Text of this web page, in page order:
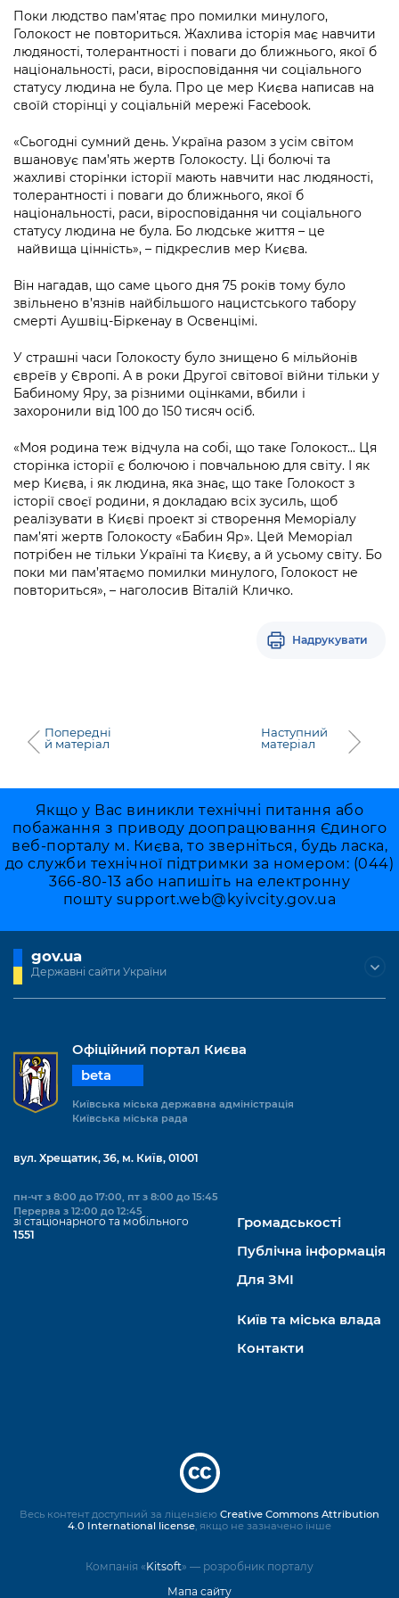
Рішення та розпорядження
Проєкти розпоряджень, що
перебувають на погодженні КМВА
Рішення Київради
Контактна інформація
Графік роботи та прийому громадян
Вакансії
Статистика
Звернення громадян
Регуляторна діяльність
Промисловість і наука Києва
Підприємства, установи, організації
Kyiv International Relations
Річні звіти
Гендерна політика
Безбар'єрність
Київська міська військова адміністрація
Освіта та навчальні заклади
Дороги, транспорт та парковки
Навколишнє середовище міста
Культура, спорт, дозвілля
Бізнес та ліцензування
Фінанси та бюджет
Ритуальні послуги
Іноземцям / For foreigners
Пам'ятки культурної спадщини
Безбар'єрність
Портал послуг
Міський застосунок Київ Цифровий
Важливе під час воєнного стану
Громадська експертиза
Громадський бюджет
Консультації з громадськістю
Петиції
Відкритий бюджет
Контактний центр
Допомога учасникам АТО
Рада з питань внутрішньо переміщених
адміністрації
«Ініціатива «Партнерство «Відкритий
Уряд» – місцевий рівень»
Важливе під час воєнного стану
Інформація з обмеженим доступом
Подати запит онлайн
Проекти нормативно-правових та
інших актів
Нормативна база
Питання і відповіді про публічну
інформацію
бездіяльності розпорядників інформації
Звіти про опрацювання запитів на
Інформація для споживачів
Про відкриті дані
Портал даних Києва
Публічні дашборди
Медіагалерея
Підписатися на новини та анонси від
КМДА / Subscribe to announcements
from the KCSA
Порядок акредитації медіа /
Accreditation process
Подати журналістський запит /
Submitting a media request
Зйомки в лікарнях в умовах воєнного
hospitals at work under martial law
Контакти для медіа / Contacts for mass
Портал Послуг
Поки людство пам’ятає про помилки минулого,
Голокост не повториться. Жахлива історія має навчити
людяності, толерантності і поваги до ближнього, якої б
національності, раси, віросповідання чи соціального
статусу людина не була. Про це мер Києва написав на
своїй сторінці у соціальній мережі Facebook.
«Сьогодні сумний день. Україна разом з усім світом
вшановує пам’ять жертв Голокосту. Ці болючі та
жахливі сторінки історії мають навчити нас людяності,
толерантності і поваги до ближнього, якої б
національності, раси, віросповідання чи соціального
статусу людина не була. Бо людське життя – це
найвища цінність», – підкреслив мер Києва.
Він нагадав, що саме цього дня 75 років тому було
звільнено в’язнів найбільшого нацистського табору
смерті Аушвіц-Біркенау в Освенцімі.
У страшні часи Голокосту було знищено 6 мільйонів
євреїв у Європі. А в роки Другої світової війни тільки у
Бабиному Яру, за різними оцінками, вбили і
захоронили від 100 до 150 тисяч осіб.
«Моя родина теж відчула на собі, що таке Голокост... Ця
сторінка історії є болючою і повчальною для світу. І як
мер Києва, і як людина, яка знає, що таке Голокост з
історії своєї родини, я докладаю всіх зусиль, щоб
реалізувати в Києві проект зі створення Меморіалу
пам’яті жертв Голокосту «Бабин Яр». Цей Меморіал
потрібен не тільки Україні та Києву, а й усьому світу. Бо
поки ми пам’ятаємо помилки минулого, Голокост не
повториться», – наголосив Віталій Кличко.
Надрукувати
Попередні
й матеріал
Наступний
матеріал
Якщо у Вас виникли технічні питання або
побажання з приводу доопрацювання Єдиного
веб-порталу м. Києва, то зверніться, будь ласка,
до служби технічної підтримки за номером: (044)
366-80-13 або напишіть на електронну
пошту support.web@kyivcity.gov.ua
gov.ua
Державні сайти України
Офіційний портал Києва
beta
Київська міська державна адміністрація
Київська міська рада
вул. Хрещатик, 36, м. Київ, 01001
пн-чт з 8:00 до 17:00, пт з 8:00 до 15:45
Перерва з 12:00 до 12:45
зі стаціонарного та мобільного
1551
Громадськості
Публічна інформація
Для ЗМІ
Київ та міська влада
Контакти
Компанія «Kitsoft» — розробник порталу
Мапа сайту
Весь контент доступний за ліцензією Creative Commons Attribution
4.0 International license, якщо не зазначено інше